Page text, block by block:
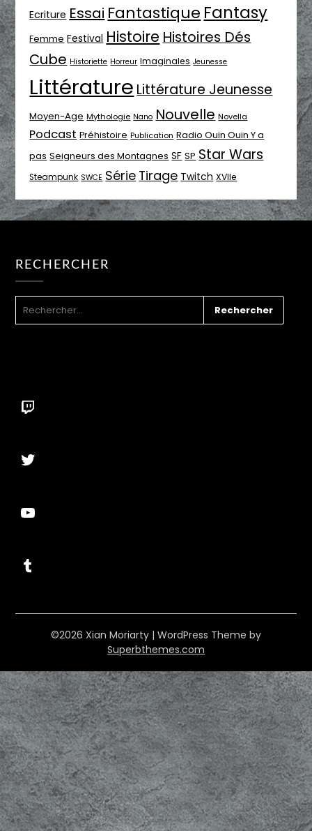
Ecriture Essai Fantastique Fantasy
Femme Festival Histoire Histoires Dés
Cube Historiette Horreur Imaginales Jeunesse
Littérature Littérature Jeunesse
Moyen-Age Mythologie Nano Nouvelle Novella
Podcast Préhistoire Publication Radio Ouin Ouin Y a
pas Seigneurs des Montagnes SF SP Star Wars
Steampunk SWCE Série Tirage Twitch XVIIe
RECHERCHER
Twitch
Twitter
YouTube
Tumblr
©2026 Xian Moriarty | WordPress Theme by
Superbthemes.com